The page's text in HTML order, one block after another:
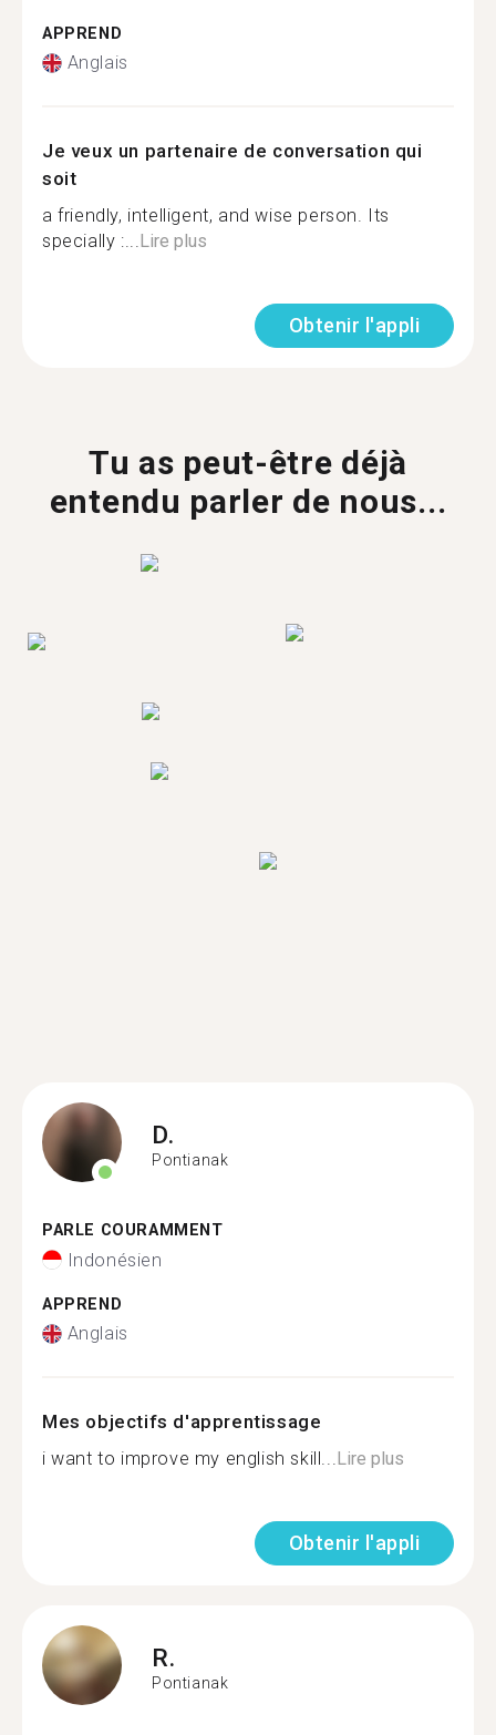
APPREND
Anglais
Je veux un partenaire de conversation qui
soit
a friendly, intelligent, and wise person. Its
specially :...Lire plus
Obtenir l'appli
Tu as peut-être déjà
entendu parler de nous...
D.
Pontianak
PARLE COURAMMENT
Indonésien
APPREND
Anglais
Mes objectifs d'apprentissage
i want to improve my english skill...Lire plus
Obtenir l'appli
R.
Pontianak